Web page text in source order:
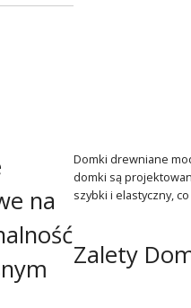
na
Domki drewniane
domki są
szybki i elastyczny,
Zalety